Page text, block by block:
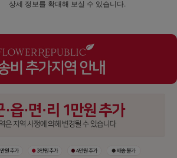
상세 정보를 확대해 보실 수 있습니다.